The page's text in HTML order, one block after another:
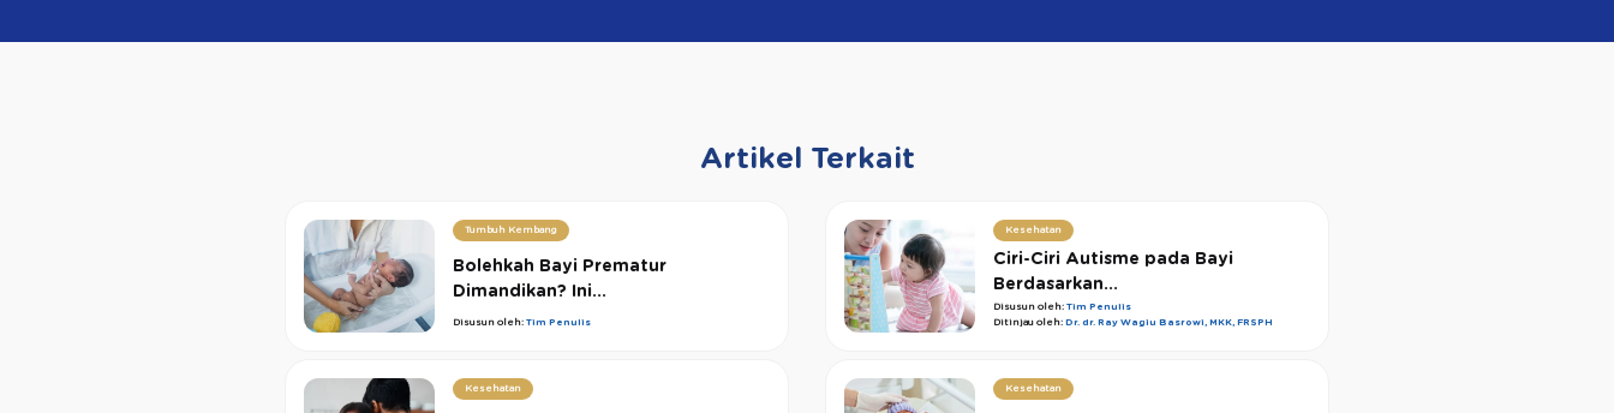
Artikel Terkait
Tumbuh Kembang
Bolehkah Bayi Prematur
Dimandikan? Ini...
Disusun oleh:Tim Penulis
Kesehatan
Ciri-Ciri Autisme pada Bayi
Berdasarkan...
Disusun oleh:Tim Penulis
Ditinjau oleh: Dr. dr. Ray Wagiu Basrowi, MKK, FRSPH
Kesehatan Kesehatan